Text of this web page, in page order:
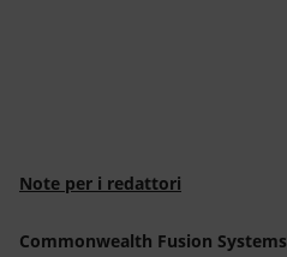
Note per i redattori
Commonwealth Fusion Systems